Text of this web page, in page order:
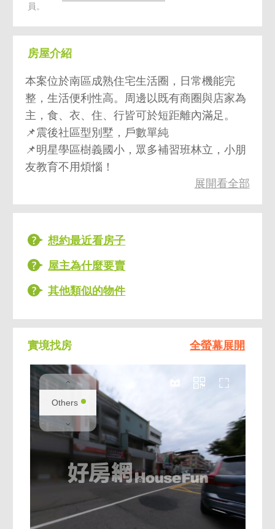
員。
房屋介紹
本案位於南區成熟住宅生活圈，日常機能完
整，生活便利性高。周邊以既有商圈與店家為
主，食、衣、住、行皆可於短距離內滿足。
📌震後社區型別墅，戶數單純
📌明星學區樹義國小，眾多補習班林立，小朋
友教育不用煩惱！
•採買機能：愛買量販店、楓康超市、大慶商
利
送動線單純
•醫療資源：臨近中山醫就醫方便
樂場，散步運動輕鬆
整體屬於南區「安靜又有機能」的住宅區段，
展開看全部
想約最近看房子
屋主為什麼要賣
其他類似的物件
實境找房 全螢幕展開